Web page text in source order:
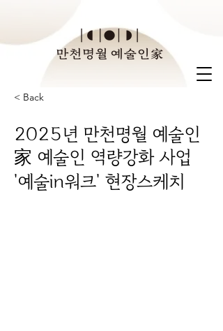
< Back
2025년 만천명월 예술인
家 예술인 역량강화 사업
'예술in워크' 현장스케치